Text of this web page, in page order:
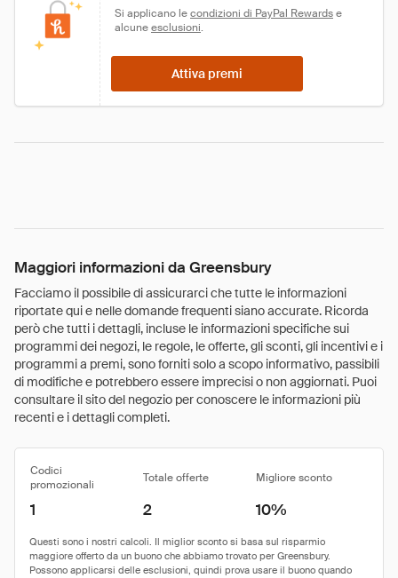
Si applicano le condizioni di PayPal Rewards e
alcune esclusioni.
Attiva premi
Maggiori informazioni da Greensbury
Facciamo il possibile di assicurarci che tutte le informazioni
riportate qui e nelle domande frequenti siano accurate. Ricorda
però che tutti i dettagli, incluse le informazioni specifiche sui
programmi dei negozi, le regole, le offerte, gli sconti, gli incentivi e i
programmi a premi, sono forniti solo a scopo informativo, passibili
di modifiche e potrebbero essere imprecisi o non aggiornati. Puoi
consultare il sito del negozio per conoscere le informazioni più
recenti e i dettagli completi.
Codici
promozionali
Totale offerte Migliore sconto
1 2 10%